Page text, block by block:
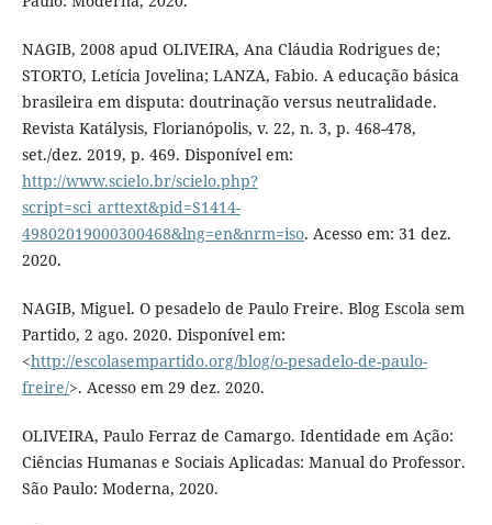
NAGIB, 2008 apud OLIVEIRA, Ana Cláudia Rodrigues de;
STORTO, Letícia Jovelina; LANZA, Fabio. A educação básica
brasileira em disputa: doutrinação versus neutralidade.
Revista Katálysis, Florianópolis, v. 22, n. 3, p. 468-478,
set./dez. 2019, p. 469. Disponível em:
http://www.scielo.br/scielo.php?
script=sci_arttext&pid=S1414-
49802019000300468&lng=en&nrm=iso. Acesso em: 31 dez.
2020.
NAGIB, Miguel. O pesadelo de Paulo Freire. Blog Escola sem
Partido, 2 ago. 2020. Disponível em:
<http://escolasempartido.org/blog/o-pesadelo-de-paulo-
freire/>. Acesso em 29 dez. 2020.
OLIVEIRA, Paulo Ferraz de Camargo. Identidade em Ação:
Ciências Humanas e Sociais Aplicadas: Manual do Professor.
São Paulo: Moderna, 2020.